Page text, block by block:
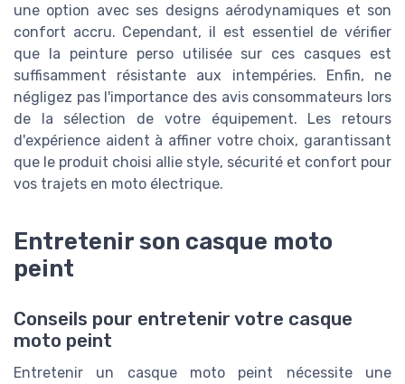
une option avec ses designs aérodynamiques et son
confort accru. Cependant, il est essentiel de vérifier
que la peinture perso utilisée sur ces casques est
suffisamment résistante aux intempéries. Enfin, ne
négligez pas l'importance des avis consommateurs lors
de la sélection de votre équipement. Les retours
d'expérience aident à affiner votre choix, garantissant
que le produit choisi allie style, sécurité et confort pour
vos trajets en moto électrique.
Entretenir son casque moto
peint
Conseils pour entretenir votre casque
moto peint
Entretenir un casque moto peint nécessite une